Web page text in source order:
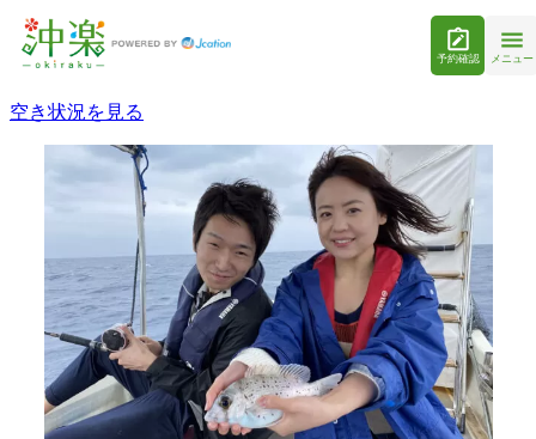
予約確認 メニュー
空き状況を見る